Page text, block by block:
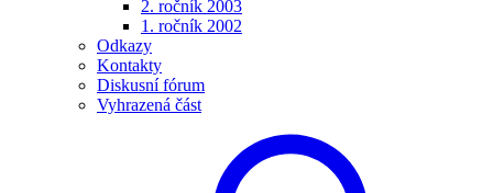
2. ročník 2003
1. ročník 2002
Odkazy
Kontakty
Diskusní fórum
Vyhrazená část